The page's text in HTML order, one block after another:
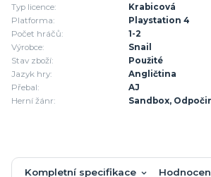
Typ licence:
Krabicová
Platforma:
Playstation 4
Počet hráčů:
1-2
Výrobce:
Snail
Stav zboží:
Použité
Jazyk hry:
Angličtina
Přebal:
AJ
Herní žánr:
Sandbox,
Kompletní specifikace